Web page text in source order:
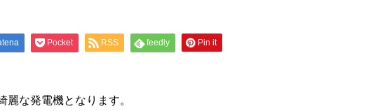
Pocket RSS feedly Pin it
麗な発電機となります。